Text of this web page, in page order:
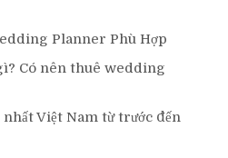
Planner Phù Hợp
Có nên thuê wedding
Việt Nam từ trước đến